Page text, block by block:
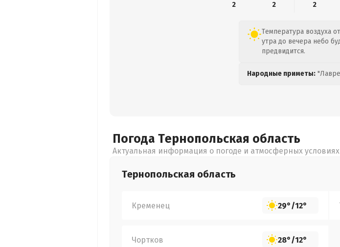
2
2 2
Температура воздуха
утра до вечера небо
предвидится.
Народные приметы:
Погода Тернопольская область
Актуальная информация о погоде и атмосферных условиях
Тернопольская область
Кременец 29°/12°
Чортков 28°/12°